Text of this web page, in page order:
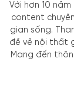
Với hơn 10
content
gian sống.
đề về nội thất
Mang đến